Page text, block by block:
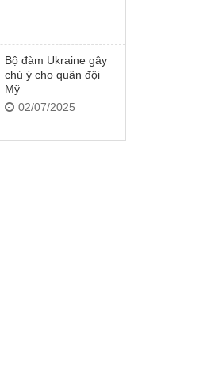
Bộ đàm Ukraine gây
chú ý cho quân đội
Mỹ
02/07/2025